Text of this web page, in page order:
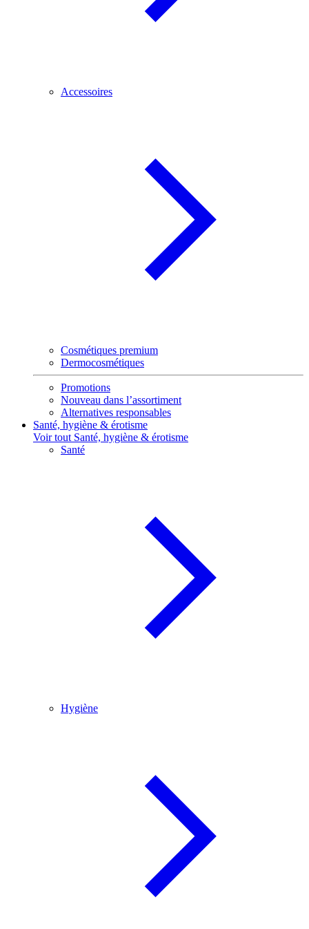
Accessoires
Cosmétiques premium
Dermocosmétiques
Promotions
Nouveau dans l’assortiment
Alternatives responsables
Santé, hygiène & érotisme
Voir tout Santé, hygiène & érotisme
Santé
Hygiène